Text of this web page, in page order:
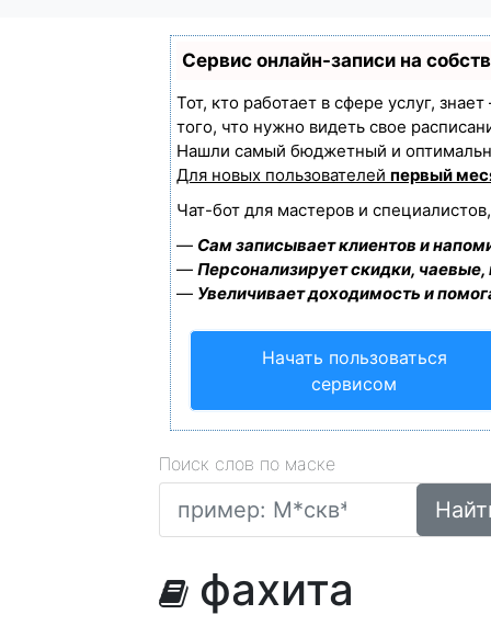
Сервис онлайн-записи на
Тот, кто работает в сфере услуг,
того, что нужно видеть свое
Нашли самый бюджетный и
Для новых пользователей первый
Чат-бот для мастеров и
— Сам записывает клиентов и
— Персонализирует скидки,
— Увеличивает доходимость и
Начать пользоваться
сервисом
Поиск слов по маске
фахита